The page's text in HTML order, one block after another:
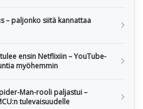
– paljonko siitä kannattaa
ensin Netflixiin – YouTube-
myöhemmin
Man-rooli paljastui –
tulevaisuudelle